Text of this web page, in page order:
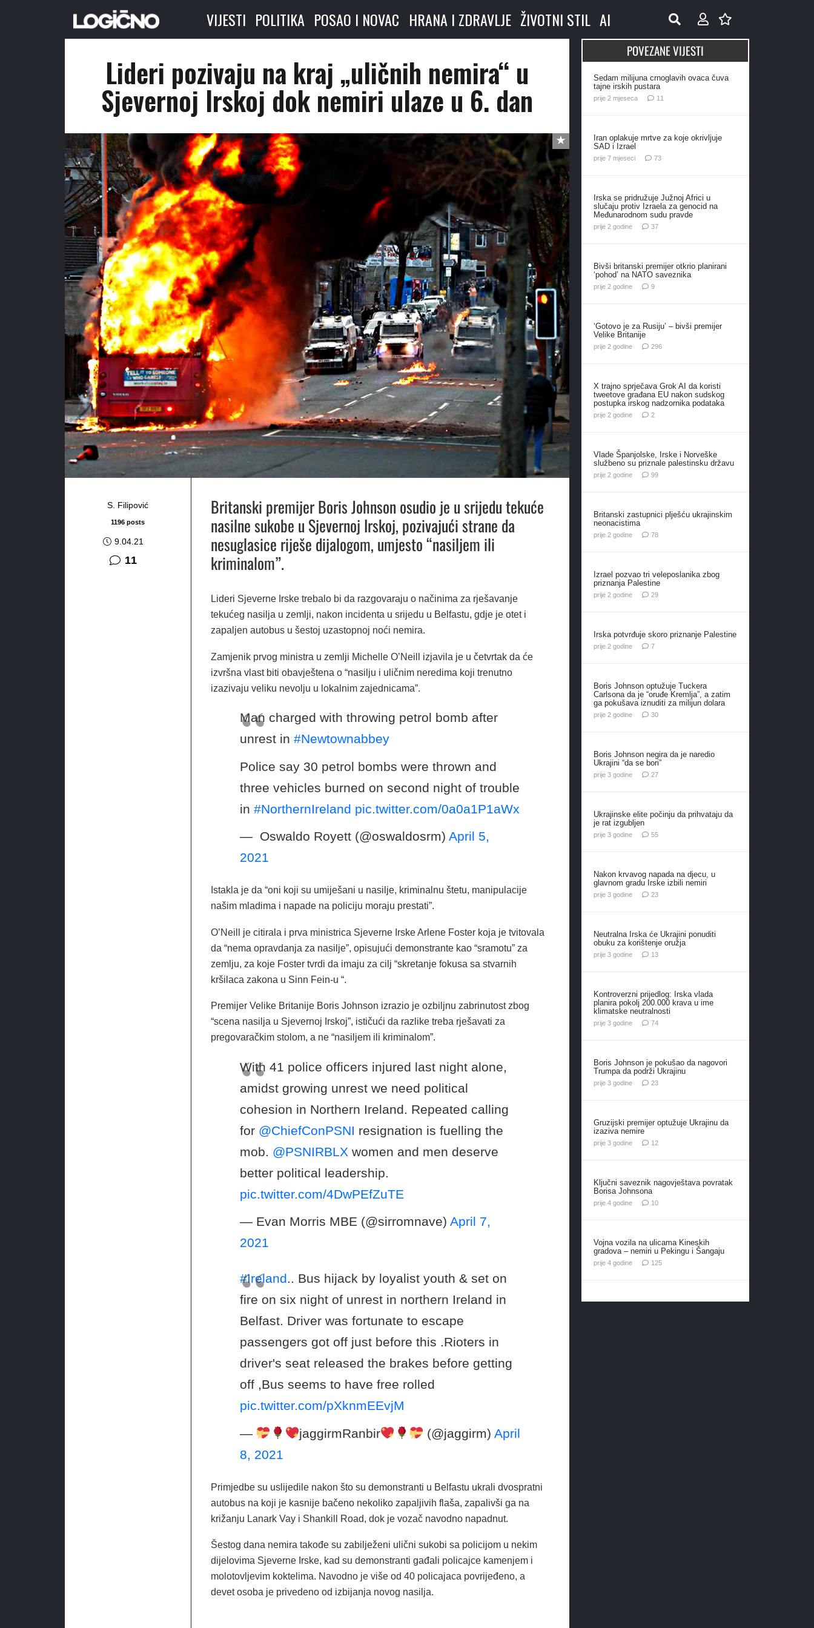
VIJESTI POLITIKA POSAO I NOVAC HRANA I ZDRAVLJE ŽIVOTNI STIL AI
Lideri pozivaju na kraj „uličnih nemira“ u
Sjevernoj Irskoj dok nemiri ulaze u 6. dan
S. Filipović
1196 posts
9.04.21
11
Britanski premijer Boris Johnson osudio je u srijedu tekuće
nasilne sukobe u Sjevernoj Irskoj, pozivajući strane da
nesuglasice riješe dijalogom, umjesto “nasiljem ili
kriminalom”.
Lideri Sjeverne Irske trebalo bi da razgovaraju o načinima za rješavanje
tekućeg nasilja u zemlji, nakon incidenta u srijedu u Belfastu, gdje je otet i
zapaljen autobus u šestoj uzastopnoj noći nemira.
Zamjenik prvog ministra u zemlji Michelle O’Neill izjavila je u četvrtak da će
izvršna vlast biti obavještena o “nasilju i uličnim neredima koji trenutno
izazivaju veliku nevolju u lokalnim zajednicama”.
Man charged with throwing petrol bomb after
unrest in #Newtownabbey
Police say 30 petrol bombs were thrown and
three vehicles burned on second night of trouble
in #NorthernIreland pic.twitter.com/0a0a1P1aWx
— ‎ ‎Oswaldo Royett (@oswaldosrm) April 5,
2021
Istakla je da “oni koji su umiješani u nasilje, kriminalnu štetu, manipulacije
našim mladima i napade na policiju moraju prestati”.
O’Neill je citirala i prva ministrica Sjeverne Irske Arlene Foster koja je tvitovala
da “nema opravdanja za nasilje”, opisujući demonstrante kao “sramotu” za
zemlju, za koje Foster tvrdi da imaju za cilj “skretanje fokusa sa stvarnih
kršilaca zakona u Sinn Fein-u “.
Premijer Velike Britanije Boris Johnson izrazio je ozbiljnu zabrinutost zbog
“scena nasilja u Sjevernoj Irskoj”, ističući da razlike treba rješavati za
pregovaračkim stolom, a ne “nasiljem ili kriminalom”.
With 41 police officers injured last night alone,
amidst growing unrest we need political
cohesion in Northern Ireland. Repeated calling
for @ChiefConPSNI resignation is fuelling the
mob. @PSNIRBLX women and men deserve
better political leadership.
pic.twitter.com/4DwPEfZuTE
— Evan Morris MBE (@sirromnave) April 7,
2021
#Ireland.. Bus hijack by loyalist youth & set on
fire on six night of unrest in northern Ireland in
Belfast. Driver was fortunate to escape
passengers got off just before this .Rioters in
driver's seat released the brakes before getting
off ,Bus seems to have free rolled
pic.twitter.com/pXknmEEvjM
—
jaggirmRanbir (@jaggirm)April
8, 2021
Primjedbe su uslijedile nakon što su demonstranti u Belfastu ukrali dvospratni
autobus na koji je kasnije bačeno nekoliko zapaljivih flaša, zapalivši ga na
križanju Lanark Vay i Shankill Road, dok je vozač navodno napadnut.
Šestog dana nemira takođe su zabilježeni ulični sukobi sa policijom u nekim
dijelovima Sjeverne Irske, kad su demonstranti gađali policajce kamenjem i
molotovljevim koktelima. Navodno je više od 40 policajaca povrijeđeno, a
devet osoba je privedeno od izbijanja novog nasilja.
POVEZANE VIJESTI
Sedam milijuna crnoglavih ovaca čuva
tajne irskih pustara
prije 2 mjeseca 11
Iran oplakuje mrtve za koje okrivljuje
SAD i Izrael
prije 7 mjeseci 73komentara
Irska se pridružuje Južnoj Africi u
slučaju protiv Izraela za genocid na
Međunarodnom sudu pravde
prije 2 godine 37komentara
Bivši britanski premijer otkrio planirani
‘pohod’ na NATO saveznika
prije 2 godine 9komentara
‘Gotovo je za Rusiju’ – bivši premijer
Velike Britanije
prije 2 godine 296komentara
X trajno sprječava Grok AI da koristi
tweetove građana EU nakon sudskog
postupka irskog nadzornika podataka
prije 2 godine 2komentara
Vlade Španjolske, Irske i Norveške
službeno su priznale palestinsku državu
prije 2 godine 99komentara
Britanski zastupnici plješću ukrajinskim
neonacistima
prije 2 godine 78komentara
Izrael pozvao tri veleposlanika zbog
priznanja Palestine
prije 2 godine 29komentara
Irska potvrđuje skoro priznanje Palestine
prije 2 godine 7komentara
Boris Johnson optužuje Tuckera
Carlsona da je “oruđe Kremlja”, a zatim
ga pokušava iznuditi za milijun dolara
prije 2 godine 30komentara
Boris Johnson negira da je naredio
Ukrajini “da se bori”
prije 3 godine 27komentara
Ukrajinske elite počinju da prihvataju da
je rat izgubljen
prije 3 godine 55komentara
Nakon krvavog napada na djecu, u
glavnom gradu Irske izbili nemiri
prije 3 godine 23komentara
Neutralna Irska će Ukrajini ponuditi
obuku za korištenje oružja
prije 3 godine 13komentara
Kontroverzni prijedlog: Irska vlada
planira pokolj 200.000 krava u ime
klimatske neutralnosti
prije 3 godine 74komentara
Boris Johnson je pokušao da nagovori
Trumpa da podrži Ukrajinu
prije 3 godine 23komentara
Gruzijski premijer optužuje Ukrajinu da
izaziva nemire
prije 3 godine 12komentara
Ključni saveznik nagovještava povratak
Borisa Johnsona
prije 4 godine 10komentara
Vojna vozila na ulicama Kineskih
gradova – nemiri u Pekingu i Šangaju
prije 4 godine 125komentara